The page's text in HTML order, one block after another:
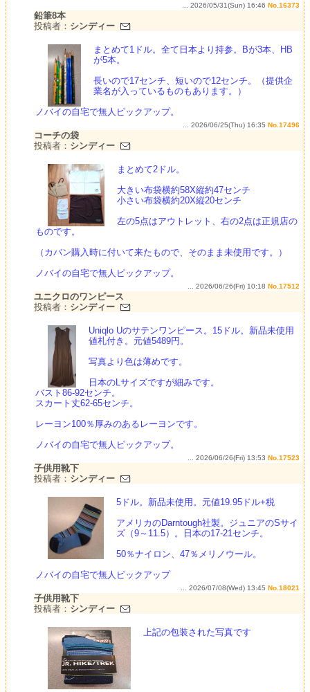
... 2026/05/31(Sun) 16:46 No.16373
鉛筆8本
投稿者： シンディー
まとめて1ドル。全て日本より持参。Bが3本、HB
が5本。
長いので17センチ、短いので12センチ。（提供企
業名が入っているものもあります。）
ノバイの自宅で無人ピックアップ。
... 2026/06/25(Thu) 16:35 No.17496
コーチの袋
投稿者： シンディー
まとめて2ドル。
大きい布袋横約58X縦約47センチ
小さい布袋横約20X縦20センチ
左の5点はアウトレット、右の2点は正規店の
ものです。
（カバン購入時に付いて来たもので、そのまま未使用です。）
ノバイの自宅で無人ピックアップ。
... 2026/06/26(Fri) 10:18 No.17512
ユニクロのワンピース
投稿者： シンディー
Uniqlo Uのサテンワンピース。15ドル。新品未使用
値札付き。元値5489円。
写真より色は薄めです。
日本のLサイズですが細みです。
バスト86-92センチ。
スカート丈62-65センチ。
レーヨン100％厚みのあるレーヨンです。
ノバイの自宅で無人ピックアップ。
... 2026/06/26(Fri) 13:53 No.17523
子供用靴下
投稿者： シンディー
5ドル。新品未使用。元値19.95ドル+税
アメリカのDarntough社製。ジュニアのSサイ
ズ（9～11.5）。日本の17-21センチ。
50％ナイロン、47％メリノウール。
ノバイの自宅で無人ピックアップ
... 2026/07/08(Wed) 13:45 No.18021
子供用靴下
投稿者： シンディー
上記の包装された写真です